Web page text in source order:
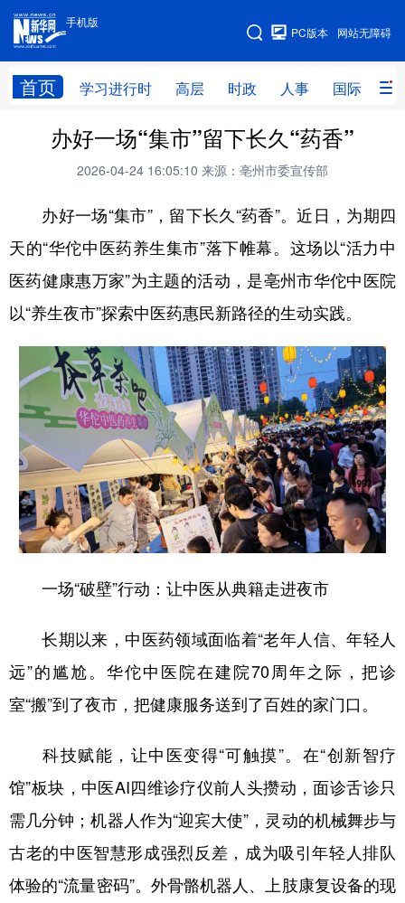
手机版
网站无障碍
PC版本
首页 学习进行时 高层 时政 人事 国际 财
手机版
网站地图
学习进行时 高层 时政 人事
财经 网评
台湾 思客智库 全球连线 教育
科技 科创 量子 体育
文化 书画 健康 军事
访谈 视频 图片 政务
法律 中央文件 金融 汽车
食品 人居 信息化 数字经济
学术中国 乡村振兴 银龄 溯源中国
城市 旅游 能源 会展
彩票 娱乐 时尚 悦读
公益 一带一路 亚太网 上市公司
文化产业
地方频道
北京 天津 河北 山西
浙江 安徽 福建 江西
山东 河南 湖北 湖南
广东 广西 海南 重庆
四川 贵州 云南 西藏
办好一场“集市”留下长久“药香”
2026-04-24 16:05:10 来源：亳州市委宣传部
办好一场“集市”，留下长久“药香”。近日，为期四
天的“华佗中医药养生集市”落下帷幕。这场以“活力中
医药健康惠万家”为主题的活动，是亳州市华佗中医院
以“养生夜市”探索中医药惠民新路径的生动实践。
一场“破壁”行动：让中医从典籍走进夜市
长期以来，中医药领域面临着“老年人信、年轻人
远”的尴尬。华佗中医院在建院70周年之际，把诊
室“搬”到了夜市，把健康服务送到了百姓的家门口。
科技赋能，让中医变得“可触摸”。在“创新智疗
馆”板块，中医AI四维诊疗仪前人头攒动，面诊舌诊只
需几分钟；机器人作为“迎宾大使”，灵动的机械舞步与
古老的中医智慧形成强烈反差，成为吸引年轻人排队
体验的“流量密码”。外骨骼机器人、上肢康复设备的现